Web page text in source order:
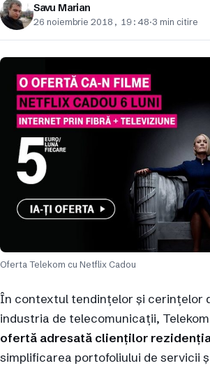
Savu Marian
26 noiembrie 2018, 19:48·3 min citire
Oferta Telekom cu Netflix Cadou
În contextul tendințelor și cerințelor
industria de telecomunicații,
ofertă adresată clienților
simplificarea portofoliului de servicii